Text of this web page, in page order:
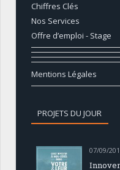
Chiffres Clés
Nos Services
Offre d’emploi - Stage
Mentions Légales
PROJETS DU JOUR
07/09/